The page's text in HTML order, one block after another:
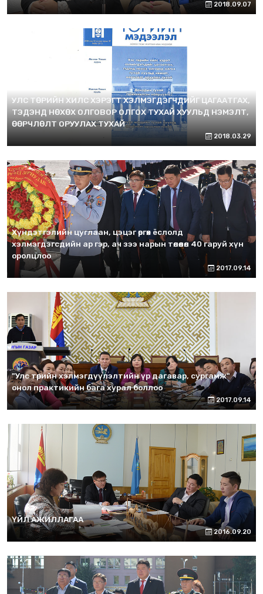
2018.09.07
УЛС ТӨРИЙН ХИЛС ХЭРЭГТ ХЭЛМЭГДЭГЧДИЙГ ЦАГААТГАХ,
ТЭДЭНД НӨХӨХ ОЛГОВОР ОЛГОХ ТУХАЙ ХУУЛЬД НЭМЭЛТ,
ӨӨРЧЛӨЛТ ОРУУЛАХ ТУХАЙ
2018.03.29
Хүндэтгэлийн цуглаан, цэцэг өргөх ёслолд
хэлмэгдэгсдийн ар гэр, ач зээ нарын төлөөлөл 40 гаруй хүн
оролцлоо
2017.09.14
"Улс төрийн хэлмэгдүүлэлтийн үр дагавар, сургамж"
онол практикийн бага хурал боллоо
2017.09.14
ҮЙЛ АЖИЛЛАГАА
2016.09.20